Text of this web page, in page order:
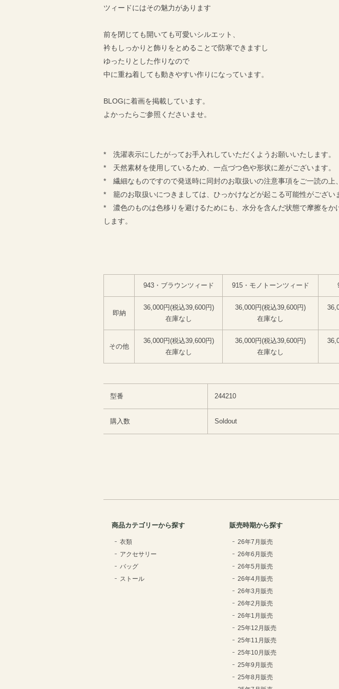
ツィードにはその魅力があります
前を閉じても開いても可愛いシルエット、
衿もしっかりと飾りをとめることで防寒できますし
ゆったりとした作りなので
中に重ね着しても動きやすい作りになっています。
BLOGに着画を掲載しています。
よかったらご参照くださいませ。
* 洗濯表示にしたがってお手入れしていただくようお願いいたします。
* 天然素材を使用しているため、一点づつ色や形状に差がございます。
* 繊細なものですので発送時に同封のお取扱いの注意事項をご一読の上
* 籠のお取扱いにつきましては、ひっかけなどが起こる可能性がござい
* 濃色のものは色移りを避けるためにも、水分を含んだ状態で摩擦を
します。
943・ブラウンツィード 915・モノトーンツィード
即納
36,000円(税込39,600円)
在庫なし
36,000円(税込39,600円)
在庫なし
その他
36,000円(税込39,600円)
在庫なし
36,000円(税込39,600円)
在庫なし
型番 244210
購入数 Soldout
商品カテゴリーから探す
衣類
アクセサリー
バッグ
ストール
販売時期から探す
26年7月販売
26年6月販売
26年5月販売
26年4月販売
26年3月販売
26年2月販売
26年1月販売
25年12月販売
25年11月販売
25年10月販売
25年9月販売
25年8月販売